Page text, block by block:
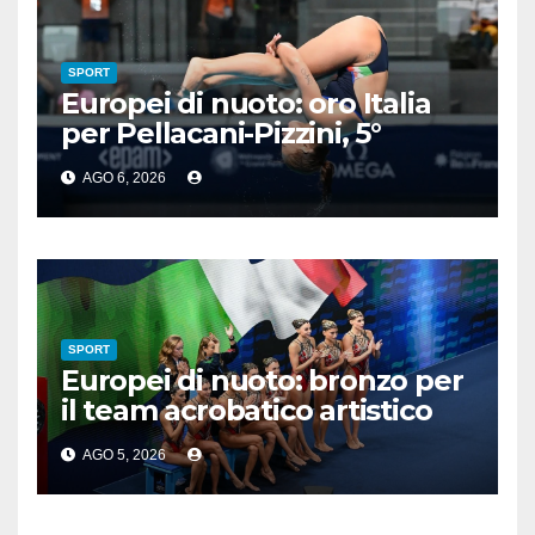
SPORT
Europei di nuoto: oro Italia
per Pellacani-Pizzini, 5°
trionfo per Chiara
AGO 6, 2026
SPORT
Europei di nuoto: bronzo per
il team acrobatico artistico
dell’Italia
AGO 5, 2026